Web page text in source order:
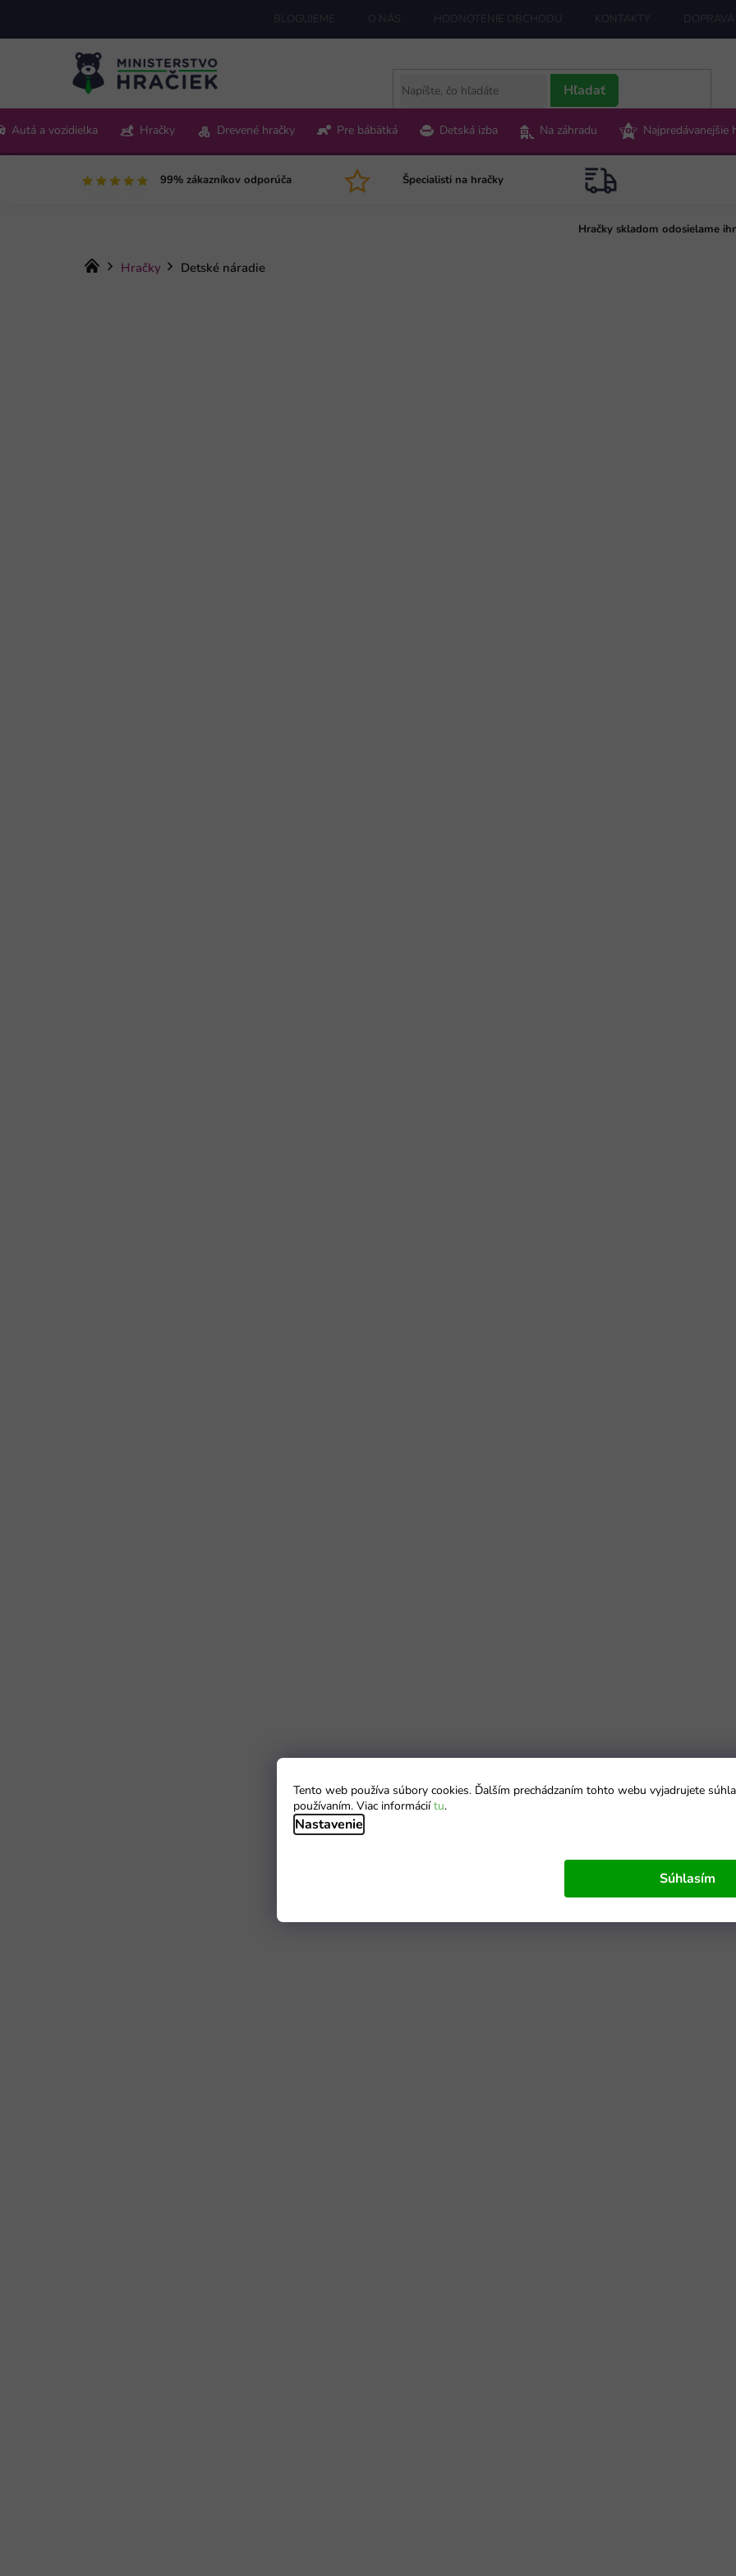
Tento web používa súbory cookies. Ďalším prechádzaním tohto webu vyjadrujete
používaním. Viac informáciítu.
Nastavenie
Súhlasím
obsah
BLOGUJEME O NÁS HODNOTENIE OBCHODU KONTAKTY
Pon-Pia 9:00-15:00
Hľadať
Autá a vozidielka Hračky Drevené hračky Pre bábätká Detská izba Na záhradu Najpredávanejšie
99% zákazníkov odporúča Špecialisti na hračky
Hračky skladom odosielame
Domov
Hračky Detské náradie